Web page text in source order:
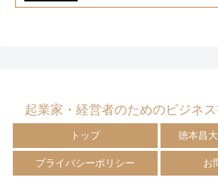
起業家・経営者のためのビジネス
トップ 徳本昌
プライバシーポリシー お